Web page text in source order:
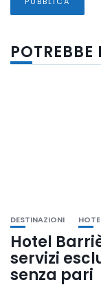
POTREBBE
DESTINAZIONI
Hotel
servizi
senza pari